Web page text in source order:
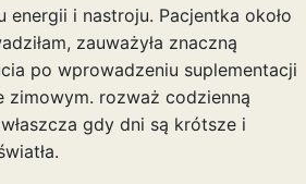
i nastroju. Pacjentka około
zauważyła znaczną
po wprowadzeniu suplementacji
zimowym. rozważ codzienną
gdy dni są krótsze i